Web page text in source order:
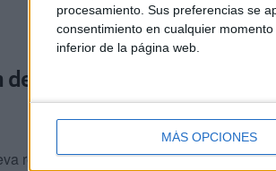
procesamiento. Sus preferencias se
consentimiento en cualquier
inferior de la página web.
MÁS OPCIONES
la Mesa y Junta de
reunión de la Mesa para abordar este